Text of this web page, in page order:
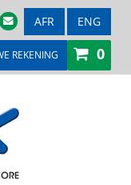
AFR ENG
REKENING 0